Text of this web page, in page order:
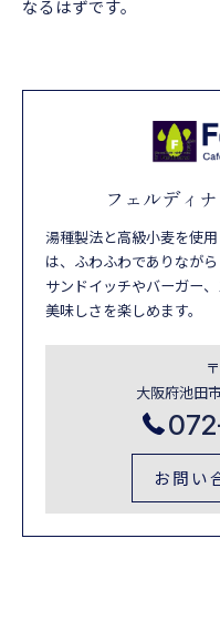
なるはずです。
フェルディ
湯種製法と高級小麦を使
は、ふわふわでありなが
サンドイッチやバーガー
美味しさを楽しめます。
大阪府池田
お問い